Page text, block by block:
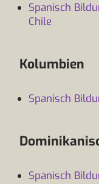
Spanisch
Chile
Kolumbien
Spanisch
Spanisch